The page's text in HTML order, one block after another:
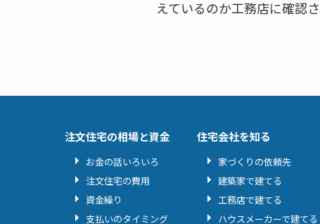
えているのか工務店に確認
注文住宅の相場と資金
お金の話いろいろ
注文住宅の費用
資金繰り
支払いのタイミング
住宅会社を知る
家づくりの依頼先
建築家で建てる
工務店で建てる
ハウスメーカーで建てる